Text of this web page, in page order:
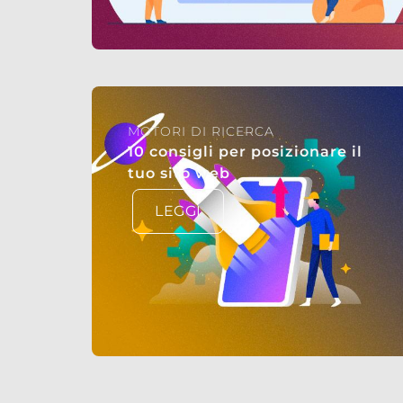
MOTORI DI RICERCA
10 consigli per posizionare il
tuo sito web
LEGGI